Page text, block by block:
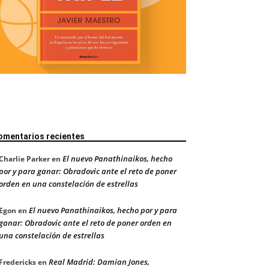
recientes
Parkeren El nuevo Panathinaikos, hecho
y para ganar: Obradovic ante el reto de poner
en una constelación de estrellas
en El nuevo Panathinaikos, hecho por y para
Obradovic ante el reto de poner orden en
constelación de estrellas
en Real Madrid: Damian Jones,